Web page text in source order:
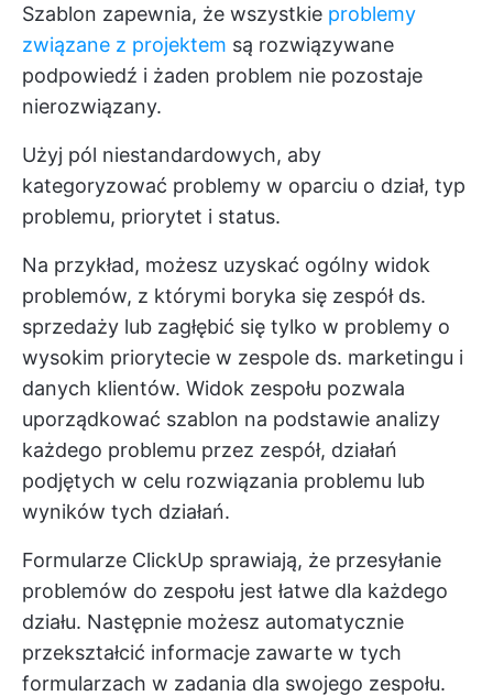
Szablon zapewnia, że wszystkie problemy
związane z projektem są rozwiązywane
podpowiedź i żaden problem nie pozostaje
nierozwiązany.
Użyj pól niestandardowych, aby
kategoryzować problemy w oparciu o dział, typ
problemu, priorytet i status.
Na przykład, możesz uzyskać ogólny widok
problemów, z którymi boryka się zespół ds.
sprzedaży lub zagłębić się tylko w problemy o
wysokim priorytecie w zespole ds. marketingu i
danych klientów. Widok zespołu pozwala
uporządkować szablon na podstawie analizy
każdego problemu przez zespół, działań
podjętych w celu rozwiązania problemu lub
wyników tych działań.
Formularze ClickUp sprawiają, że przesyłanie
problemów do zespołu jest łatwe dla każdego
działu. Następnie możesz automatycznie
przekształcić informacje zawarte w tych
formularzach w zadania dla swojego zespołu.